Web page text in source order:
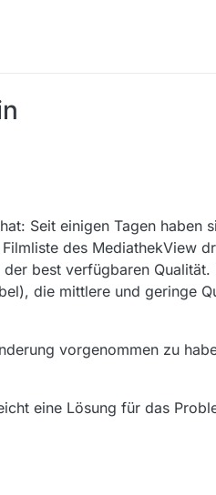
Seit einigen Tagen haben
des MediathekView
best verfügbaren Qualität.
die mittlere und geringe
vorgenommen zu
eine Lösung für das